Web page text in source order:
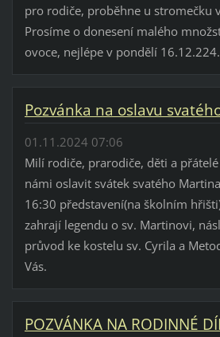
pro rodiče, proběhne u stromečku
Prosíme o donesení malého
ovoce, nejlépe v pondělí
Pozvánka na oslavu
01.11.2024 07:06
Milí rodiče, prarodiče, děti a
námi oslavit svátek svatého
16:30 představení(na školním
zahrají legendu o sv. Martinovi,
průvod ke kostelu sv. Cyrila a
Vás.
POZVÁNKA NA RODINNÉ